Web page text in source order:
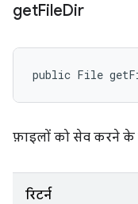
getFileDir
public File
फ़ाइलों को सेव करने के
रिटर्न